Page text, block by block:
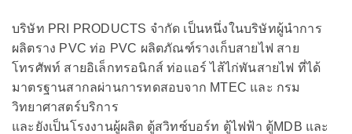
บริษัท PRI PRODUCTS จำกัด เป็นหนึ่งในบริษัทผู้นำการ
ผลิตราง PVC ท่อ PVC ผลิตภัณฑ์รางเก็บสายไฟ สาย
โทรศัพท์ สายอิเล็กทรอนิกส์ ท่อแอร์ ไส้ไก่พันสายไฟ ที่ได้
มาตรฐานสากลผ่านการทดสอบจาก MTEC และ กรม
วิทยาศาสตร์บริการ
และยังเป็นโรงงานผู้ผลิต ตู้สวิทซ์บอร์ท ตู้ไฟฟ้า ตู้MDB และ